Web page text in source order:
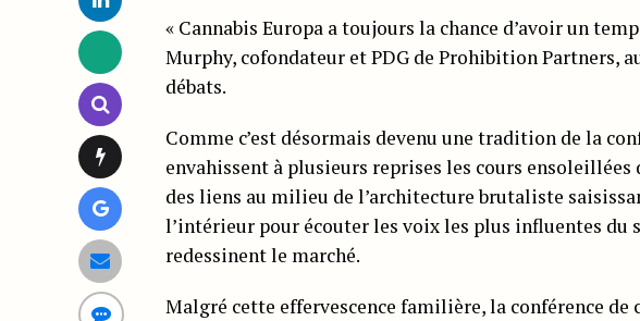
« Cannabis Europa a toujours la chance d’avoir un
Murphy, cofondateur et PDG de Prohibition Partners,
débats.
Comme c’est désormais devenu une tradition de la
envahissent à plusieurs reprises les cours
des liens au milieu de l’architecture brutaliste
l’intérieur pour écouter les voix les plus influentes du
redessinent le marché.
Malgré cette effervescence familière, la conférence de